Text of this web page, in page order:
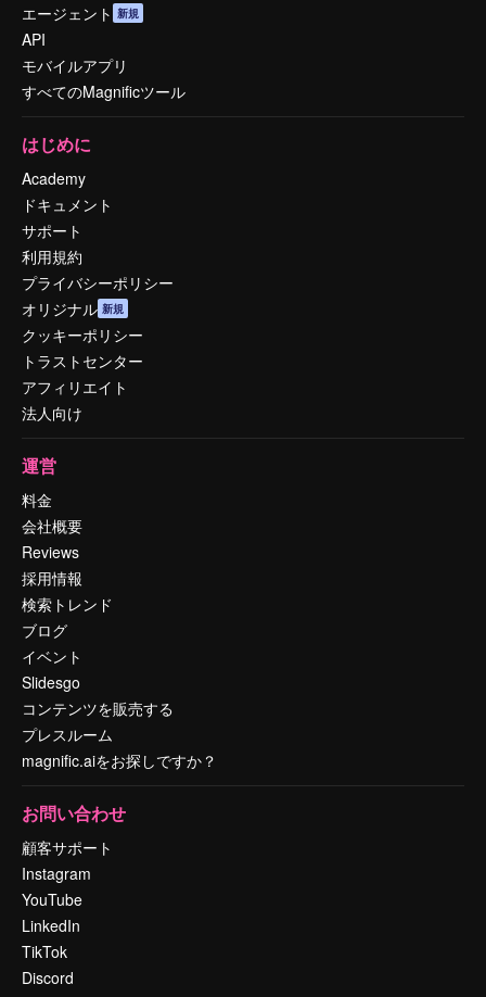
エージェント 新規
API
モバイルアプリ
すべてのMagnificツール
はじめに
Academy
ドキュメント
サポート
利用規約
プライバシーポリシー
オリジナル 新規
クッキーポリシー
トラストセンター
アフィリエイト
法人向け
運営
料金
会社概要
Reviews
採用情報
検索トレンド
ブログ
イベント
Slidesgo
コンテンツを販売する
プレスルーム
magnific.aiをお探しですか？
お問い合わせ
顧客サポート
Instagram
YouTube
LinkedIn
TikTok
Discord